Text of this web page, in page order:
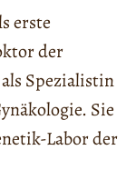
erste
der
Spezialistin
Sie
Labor der